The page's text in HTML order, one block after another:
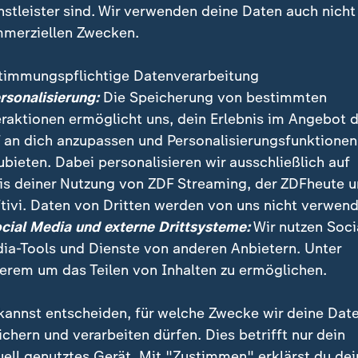
es nachts in einem Umspannwerk, der Strom
Sicherheitskreisen deutet vieles auf einen
sind. Wir verwenden deine Daten auch nicht
Zwecken.
Datenverarbeitung
Die Speicherung von bestimmten
ermöglicht uns, dein Erlebnis im Angebot
an dich anzupassen und Personalisierungsfunktionen
Dabei personalisieren wir ausschließlich auf
deiner Nutzung von ZDF Streaming, der ZDFheute
Daten von Dritten werden von uns nicht
Media und externe Drittsysteme:Wir nutzen
Tools und Dienste von anderen Anbietern. Unter
um das Teilen von Inhalten zu ermöglichen.
entscheiden, für welche Zwecke wir deine
und verarbeiten dürfen. Dies betrifft nur dein